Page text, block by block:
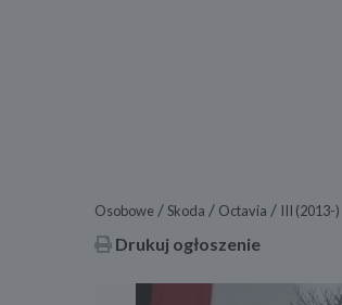
Osobowe /Skoda / Octavia / III (2013-)
Drukuj ogłoszenie